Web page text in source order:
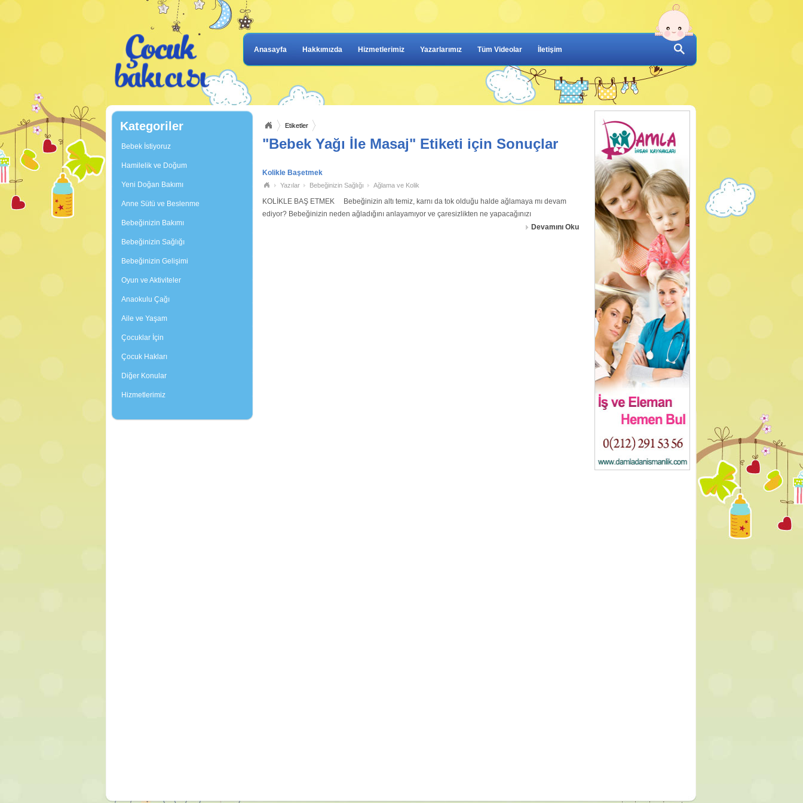
Anasayfa Hakkımızda Hizmetlerimiz Yazarlarımız Tüm Videolar İletişim
Kategoriler
Bebek İstiyoruz
Hamilelik ve Doğum
Yeni Doğan Bakımı
Anne Sütü ve Beslenme
Bebeğinizin Bakımı
Bebeğinizin Sağlığı
Bebeğinizin Gelişimi
Oyun ve Aktiviteler
Anaokulu Çağı
Aile ve Yaşam
Çocuklar İçin
Çocuk Hakları
Diğer Konular
Hizmetlerimiz
Etiketler
"Bebek Yağı İle Masaj" Etiketi için Sonuçlar
Kolikle Başetmek
Yazılar Bebeğinizin Sağlığı Ağlama ve Kolik
KOLİKLE BAŞ ETMEK Bebeğinizin altı temiz, karnı da tok olduğu halde ağlamaya mı devam
ediyor? Bebeğinizin neden ağladığını anlayamıyor ve çaresizlikten ne yapacağınızı
Devamını Oku